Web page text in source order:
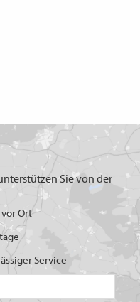
Sie von der
Ort
Service